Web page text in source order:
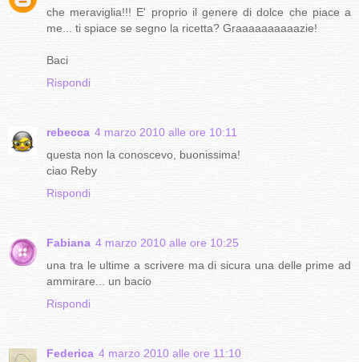
che meraviglia!!! E' proprio il genere di dolce che piace a
me... ti spiace se segno la ricetta? Graaaaaaaaaazie!
Baci
Rispondi
rebecca 4 marzo 2010 alle ore 10:11
questa non la conoscevo, buonissima!
ciao Reby
Rispondi
Fabiana 4 marzo 2010 alle ore 10:25
una tra le ultime a scrivere ma di sicura una delle prime ad
ammirare... un bacio
Rispondi
Federica 4 marzo 2010 alle ore 11:10